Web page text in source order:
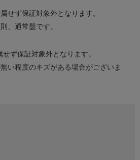
せず保証対象外となります。
、通常盤です。
ず保証対象外となります。
い程度のキズがある場合がございま